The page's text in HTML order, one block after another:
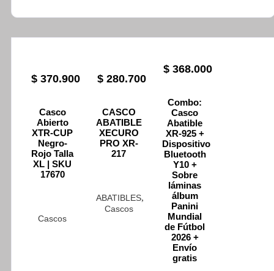
$370.900
Casco
Abierto
XTR-CUP
Negro-
Rojo Talla
XL | SKU
17670
Cascos
$ 280.700
CASCO
ABATIBLE
XECURO
PRO XR-
217
ABATIBLES,
Cascos
$ 368.000
Combo:
Casco
Abatible
XR-925 +
Dispositivo
Bluetooth
Y10 +
Sobre
láminas
álbum
Panini
Mundial
de Fútbol
2026 +
Envío
gratis